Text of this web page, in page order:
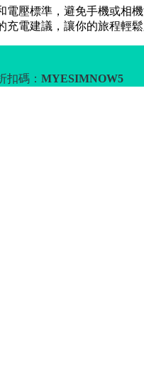
電壓標準，避免手機或相
電建議，讓你的旅程輕鬆
扣碼： MYESIMNOW5